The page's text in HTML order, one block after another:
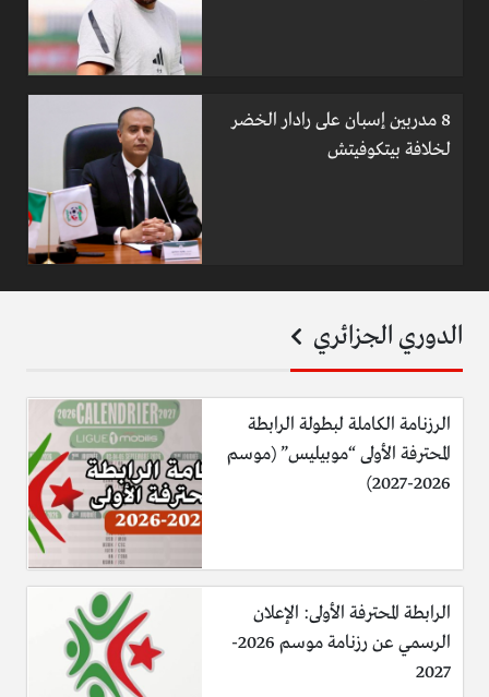
8 مدربين إسبان على رادار الخضر
لخلافة بيتكوفيتش
الدوري الجزائري
الرزنامة الكاملة لبطولة الرابطة
المحترفة الأولى “موبيليس” (موسم
2026-2027)
الرابطة المحترفة الأولى: الإعلان
الرسمي عن رزنامة موسم 2026-
2027